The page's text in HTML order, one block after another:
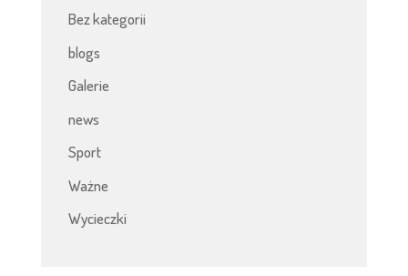
Bez kategorii
blogs
Galerie
news
Sport
Ważne
Wycieczki